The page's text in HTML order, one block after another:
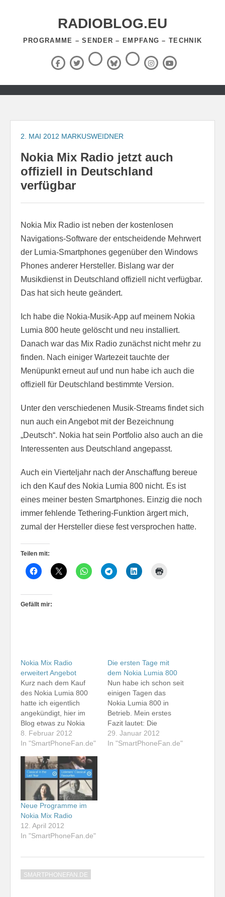
RADIOBLOG.EU
PROGRAMME – SENDER – EMPFANG – TECHNIK
Facebook
X
(Twitter)
ThreadsBlueSky
RSS-
Feed InstagramYouTube
Zum
springen
2. MAI 2012 MARKUSWEIDNER
Nokia Mix Radio jetzt auch
offiziell in Deutschland
verfügbar
Nokia Mix Radio ist neben der kostenlosen
Navigations-Software der entscheidende Mehrwert
der Lumia-Smartphones gegenüber den Windows
Phones anderer Hersteller. Bislang war der
Musikdienst in Deutschland offiziell nicht verfügbar.
Das hat sich heute geändert.
Ich habe die Nokia-Musik-App auf meinem Nokia
Lumia 800 heute gelöscht und neu installiert.
Danach war das Mix Radio zunächst nicht mehr zu
finden. Nach einiger Wartezeit tauchte der
Menüpunkt erneut auf und nun habe ich auch die
offiziell für Deutschland bestimmte Version.
Unter den verschiedenen Musik-Streams findet sich
nun auch ein Angebot mit der Bezeichnung
„Deutsch“. Nokia hat sein Portfolio also auch an die
Interessenten aus Deutschland angepasst.
Auch ein Vierteljahr nach der Anschaffung bereue
ich den Kauf des Nokia Lumia 800 nicht. Es ist
eines meiner besten Smartphones. Einzig die noch
immer fehlende Tethering-Funktion ärgert mich,
zumal der Hersteller diese fest versprochen hatte.
Teilen mit:
Gefällt mir:
Nokia Mix Radio
erweitert Angebot
Kurz nach dem Kauf
des Nokia Lumia 800
hatte ich eigentlich
angekündigt, hier im
Blog etwas zu Nokia
Mix Radio zu schreiben.
Der Dienst ist zwar in
offiziell verfügbar. Wenn
man jedoch die Nokia-
Musik-App deinstalliert,
die Nutzungssprache
für das Smartphone
temporär auf Englisch
für Großbritannien
umstellt und…
8. Februar 2012
In "SmartPhoneFan.de"
Die ersten Tage mit
dem Nokia Lumia 800
Nun habe ich schon seit
einigen Tagen das
Nokia Lumia 800 in
Betrieb. Mein erstes
Fazit lautet: Die
Anschaffung hat sich
gelohnt. Ich sehe es
29. Januar 2012
In "SmartPhoneFan.de"
Neue Programme im
Nokia Mix Radio
12. April 2012
In "SmartPhoneFan.de"
SMARTPHONEFAN.DE